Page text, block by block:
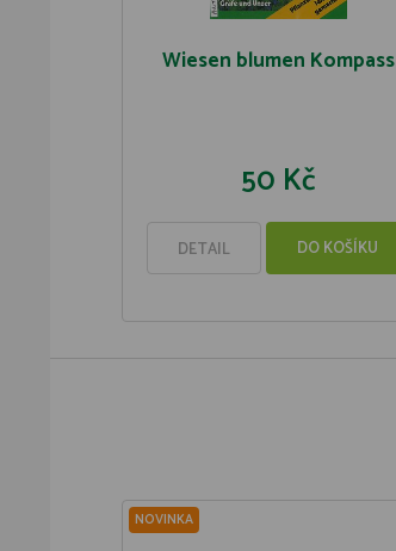
Wiesen blumen Kompass
50 Kč
DETAIL DO KOŠÍKU
NOVINKA